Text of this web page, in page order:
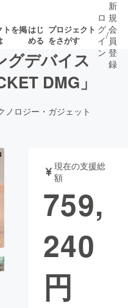
トを掲はじ
める
プロジェクト
をさがす
ロジェクト
されます
音楽
ト ゲーム・サ
ロ
グ
イ
ン
/
新
規
会
員
登
録
グデバイス
DMG」
ノロジー・ガジェット
現在の支援総
額
759,
240
円